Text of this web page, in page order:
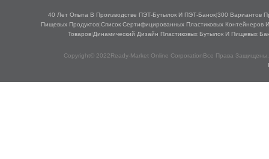
40 Лет Опыта В Производстве ПЭТ-Бутылок И ПЭТ-Банок|300 Вариантов
Пищевых Продуктов|Список Сертифицированных Пластиковых Контейнеров
Товаров|Динамический Дизайн Пластиковых Бутылок И Пищевых
Copyright© 2022Ready-Market Online CorporationВсе Права